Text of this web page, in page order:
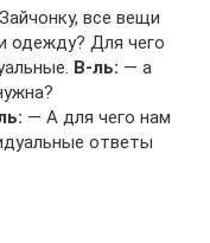
все вещи
одежду? Для чего
В-ль: — а
— А для чего нам
ответы